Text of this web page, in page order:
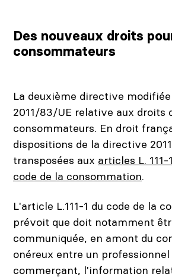
Des nouveaux droits
consommateurs
La deuxième directive
2011/83/UE relative aux droits
consommateurs. En droit
dispositions de la directive
transposées aux articles L.
code de la consommation.
L'article L.111-1 du code de la
prévoit que doit notamment
communiquée, en amont du
onéreux entre un
commerçant, l'information